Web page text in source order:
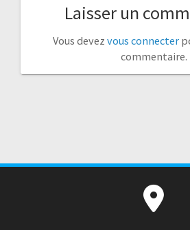
Laisser un
Vous devez vous connecter
commentaire.